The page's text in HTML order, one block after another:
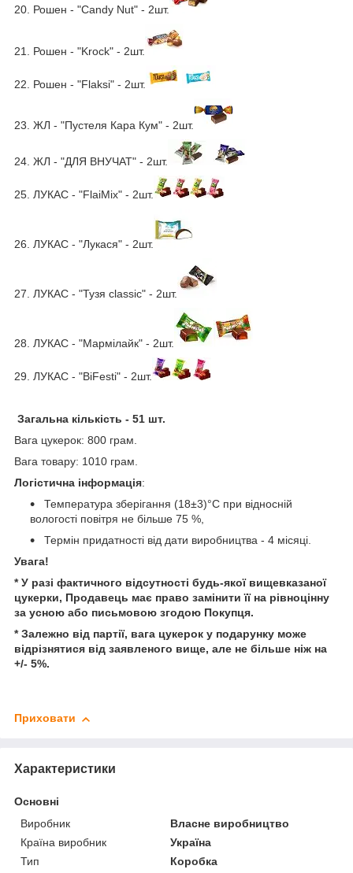
20. Рошен - "Candy Nut" - 2шт.
21. Рошен - "Krock" - 2шт.
22. Рошен - "Flaksi" - 2шт.
23. ЖЛ - "Пустеля Кара Кум" - 2шт.
24. ЖЛ - "ДЛЯ ВНУЧАТ" - 2шт.
25. ЛУКАС - "FlaiMix" - 2шт.
26. ЛУКАС - "Лукася" - 2шт.
27. ЛУКАС - "Тузя classic" - 2шт.
28. ЛУКАС - "Мармілайк" - 2шт.
29. ЛУКАС - "BiFesti" - 2шт.
Загальна кількість - 51 шт.
Вага цукерок: 800 грам.
Вага товару: 1010 грам.
Логістична інформація:
Температура зберігання (18±3)°С при відносній
вологості повітря не більше 75 %,
Термін придатності від дати виробництва - 4 місяці.
Увага!
* У разі фактичного відсутності будь-якої вищевказаної
цукерки, Продавець має право замінити її на рівноцінну
за усною або письмовою згодою Покупця.
* Залежно від партії, вага цукерок у подарунку може
відрізнятися від заявленого вище, але не більше ніж на
+/- 5%.
Приховати
Характеристики
Основні
Виробник
Власне виробництво
Країна виробник
Україна
Тип
Коробка